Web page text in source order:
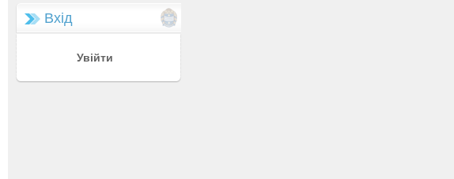
Вхід
Увійти